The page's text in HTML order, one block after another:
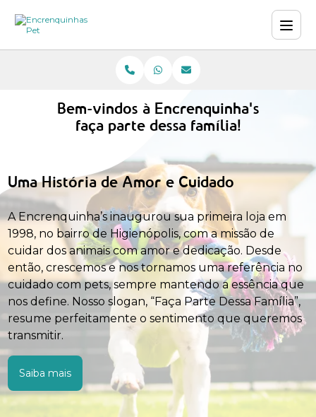
Bem-vindos à Encrenquinha's
faça parte dessa família!
Uma História de Amor e Cuidado
A Encrenquinha’s inaugurou sua primeira loja em
1998, no bairro de Higienópolis, com a missão de
cuidar dos animais com amor e dedicação. Desde
então, crescemos e nos tornamos uma referência no
cuidado com pets, sempre mantendo a essência que
nos define. Nosso slogan, “Faça Parte Dessa Família”,
resume perfeitamente o sentimento que queremos
transmitir.
Saiba mais